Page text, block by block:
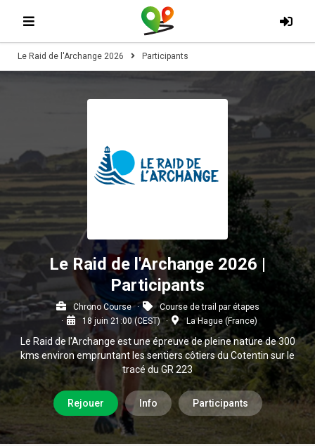
Le Raid de l'Archange 2026 Participants
Le Raid de l'Archange 2026 |
Participants
Chrono Course
Course de trail par étapes
18 juin 21:00 (CEST)
La Hague (France)
Le Raid de l'Archange est une épreuve de pleine nature de 300
kms environ empruntant les sentiers côtiers du Cotentin sur le
tracé du GR 223
Rejouer Info Participants